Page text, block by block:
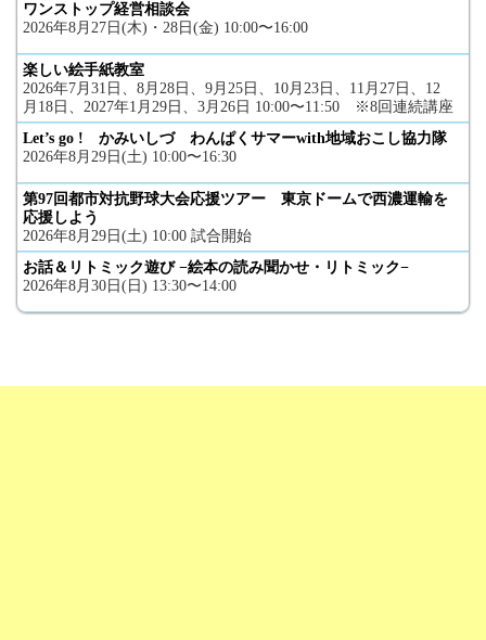
ワンストップ経営相談会
2026年8月27日(木)・28日(金) 10:00〜16:00
楽しい絵手紙教室
2026年7月31日、8月28日、9月25日、10月23日、11月27日、12
月18日、2027年1月29日、3月26日 10:00〜11:50 ※8回連続講座
Let’s go ! かみいしづ わんぱくサマーwith地域おこし協力隊
2026年8月29日(土) 10:00〜16:30
第97回都市対抗野球大会応援ツアー 東京ドームで西濃運輸を
応援しよう
2026年8月29日(土) 10:00 試合開始
お話＆リトミック遊び −絵本の読み聞かせ・リトミック−
2026年8月30日(日) 13:30〜14:00